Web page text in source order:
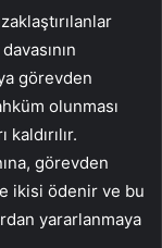
görevden
olunması
görevden
ikisi ödenir ve bu
yararlanmaya